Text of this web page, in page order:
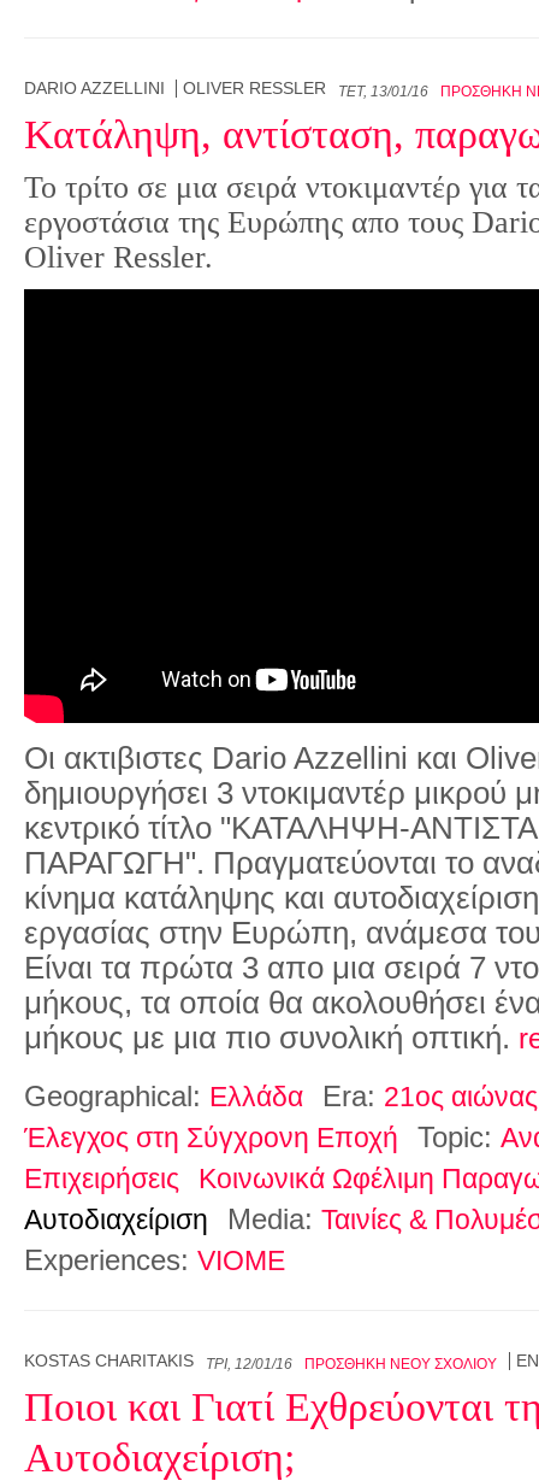
DARIO AZZELLINI OLIVER RESSLER ΤΕΤ, 13/01/16 ΠΡΟΣΘΉΚΗ
Κατάληψη, αντίσταση,
Το τρίτο σε μια σειρά ντοκιμαντέρ για
εργοστάσια της Ευρώπης απο τους
Oliver Ressler.
Οι ακτιβιστες Dario Azzellini και
δημιουργήσει 3 ντοκιμαντέρ μικρού
κεντρικό τίτλο "ΚΑΤΑΛΗΨΗ-
ΠΑΡΑΓΩΓΗ". Πραγματεύονται το
κίνημα κατάληψης και
εργασίας στην Ευρώπη, ανάμεσα
Είναι τα πρώτα 3 απο μια σειρά 7
μήκους, τα οποία θα ακολουθήσει
μήκους με μια πιο συνολική οπτική.
Geographical: Ελλάδα Era: 21ος
Έλεγχος στη Σύγχρονη Εποχή
Topic:
Επιχειρήσεις
Κοινωνικά Ωφέλιμη
Αυτοδιαχείριση
Media: Ταινίες &
Experiences: VIOME
KOSTAS CHARITAKIS ΤΡΊ, 12/01/16 ΠΡΟΣΘΉΚΗ ΝΈΟΥ ΣΧΟΛΊΟΥ
Ποιοι και Γιατί Εχθρεύονται
Αυτοδιαχείριση;